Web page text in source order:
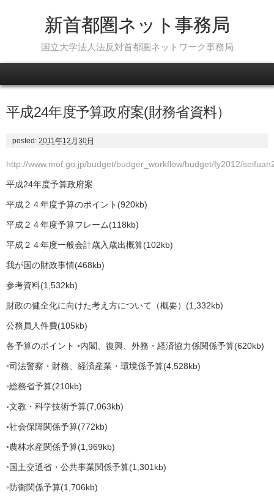
新首都圏ネット事務局
国立大学法人法反対首都圏ネットワーク事務局
平成24年度予算政府案(財務省資料）
posted: 2011年12月30日
http://www.mof.go.jp/budget/budger_workflow/budget/fy2012/
平成24年度予算政府案
平成２４年度予算のポイント(920kb)
平成２４年度予算フレーム(118kb)
平成２４年度一般会計歳入歳出概算(102kb)
我が国の財政事情(468kb)
参考資料(1,532kb)
財政の健全化に向けた考え方について（概要）(1,332kb)
公務員人件費(105kb)
各予算のポイント ◦内閣、復興、外務・経済協力係関係予算(620kb)
◦司法警察・財務、経済産業・環境係予算(4,528kb)
◦総務省予算(210kb)
◦文教・科学技術予算(7,063kb)
◦社会保障関係予算(772kb)
◦農林水産関係予算(1,969kb)
◦国土交通省・公共事業関係予算(1,301kb)
◦防衛関係予算(1,706kb)